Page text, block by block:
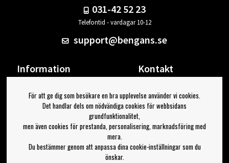
031-42 52 23
Telefontid - vardagar 10-12
support@bengans.se
Information
Om Bengans
FAQ / Köp- & Leveransvillkor
Kontakt
Din sida
Logga ut
Jag vill ha tips från Bengans
För att ge dig som besökare en bra upplevelse använder vi cookies.
Det handlar dels om nödvändiga cookies för webbsidans
grundfunktionalitet,
men även cookies för prestanda, personalisering, marknadsföring med
mera.
Du bestämmer genom att anpassa dina cookie-inställningar som du
önskar.